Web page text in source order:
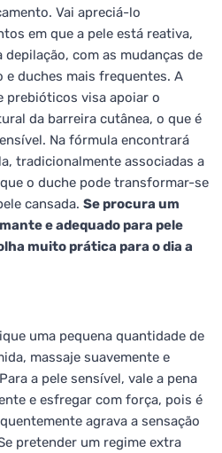
Vai apreciá-lo
em que a pele está reativa,
com as mudanças de
duches mais frequentes. A
prebióticos visa apoiar o
da barreira cutânea, o que é
Na fórmula encontrará
tradicionalmente associadas a
o duche pode transformar-se
cansada. Se procura um
e adequado para pele
muito prática para o dia a
uma pequena quantidade de
massaje suavemente e
a pele sensível, vale a pena
e esfregar com força, pois é
agrava a sensação
pretender um regime extra